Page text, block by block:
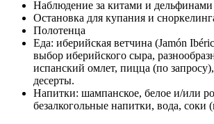
Наблюдение за китами и дельфинами
Остановка для купания и
Полотенца
Еда: иберийская ветчина (Jamón
выбор иберийского сыра,
испанский омлет, пицца (по
десерты.
Напитки: шампанское, белое и/или
безалкогольные напитки, вода, соки